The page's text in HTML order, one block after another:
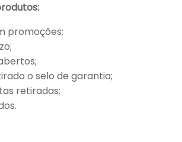
promoções;
o selo de garantia;
retiradas;